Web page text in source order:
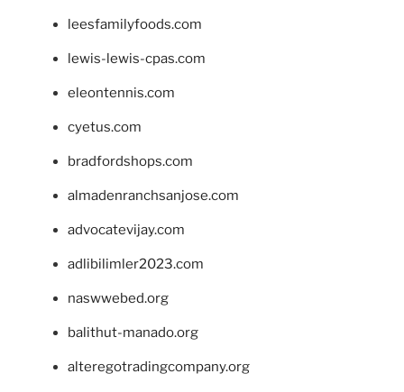
leesfamilyfoods.com
lewis-lewis-cpas.com
eleontennis.com
cyetus.com
bradfordshops.com
almadenranchsanjose.com
advocatevijay.com
adlibilimler2023.com
naswwebed.org
balithut-manado.org
alteregotradingcompany.org